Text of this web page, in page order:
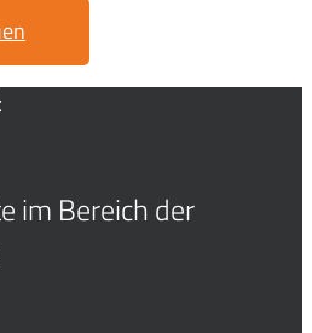
im Bereich der